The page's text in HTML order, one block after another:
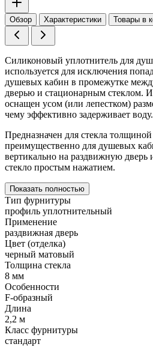
Обзор Характеристики Товары в
Силиконовый уплотнитель для
используется для исключения
душевых кабин в промежутке
дверью и стационарным стеклом.
оснащен усом (или лепестком)
чему эффективно задерживает
Предназначен для стекла
преимущественно для душевых
вертикально на раздвижную дверь
стекло простым нажатием.
Показать полностью
Тип фурнитуры
профиль уплотнительный
Применение
раздвижная дверь
Цвет (отделка)
черный матовый
Толщина стекла
8 мм
Особенности
F-образный
Длина
2,2 м
Класс фурнитуры
стандарт